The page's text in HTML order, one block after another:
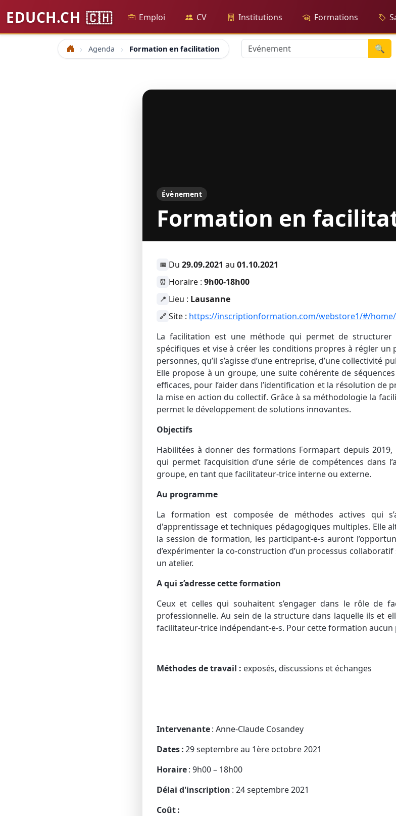
EDUCH.CH 🇨🇭 Emploi CV Institutions Formations
Accueil Agenda Formation en facilitation 🔍
Évènement
Formation en
📅 Du 29.09.2021 au 01.10.2021
⏰ Horaire : 9h00-18h00
📍 Lieu : Lausanne
🔗 Site : https://inscriptionformation.com/webstore1/#/home/
La facilitation est une méthode qui permet de structurer
spécifiques et vise à créer les conditions propres à régler un
personnes, qu’il s’agisse d’une entreprise, d’une collectivité
Elle propose à un groupe, une suite cohérente de
efficaces, pour l’aider dans l’identification et la résolution de
la mise en action du collectif. Grâce à sa méthodologie la
permet le développement de solutions innovantes.
Objectifs
Habilitées à donner des formations Formapart depuis
qui permet l’acquisition d’une série de compétences dans
groupe, en tant que facilitateur-trice interne ou externe.
Au programme
La formation est composée de méthodes actives qui
d'apprentissage et techniques pédagogiques multiples. Elle
la session de formation, les participant-e-s auront
d’expérimenter la co-construction d’un processus
un atelier.
A qui s’adresse cette formation
Ceux et celles qui souhaitent s’engager dans le rôle de
professionnelle. Au sein de la structure dans laquelle ils et
facilitateur-trice indépendant-e-s. Pour cette formation aucun
Méthodes de travail : exposés, discussions et échanges
Intervenante: Anne-Claude Cosandey
Dates :29 septembre au 1ère octobre 2021
Horaire: 9h00 – 18h00
Délai d'inscription : 24septembre2021
Coût :